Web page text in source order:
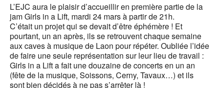
L’EJC aura le plaisir d’accueillir en première partie de la
jam Girls in a Lift, mardi 24 mars à partir de 21h.
C’était un projet qui se devait d’être éphémère ! Et
pourtant, un an après, ils se retrouvent chaque semaine
aux caves à musique de Laon pour répéter. Oubliée l’idée
de faire une seule représentation sur leur lieu de travail :
Girls in a Lift a fait une douzaine de concerts en un an
(fête de la musique, Soissons, Cerny, Tavaux…) et ils
sont bien décidés à ne pas s’arrêter là !